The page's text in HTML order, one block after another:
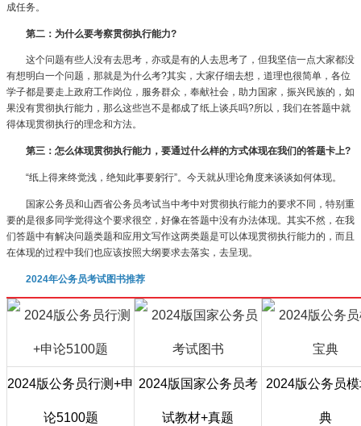
成任务。
第二：为什么要考察贯彻执行能力?
这个问题有些人没有去思考，亦或是有的人去思考了，但我坚信一点大家都没
有想明白一个问题，那就是为什么考?其实，大家仔细去想，道理也很简单，各位
学子都是要走上政府工作岗位，服务群众，奉献社会，助力国家，振兴民族的，如
果没有贯彻执行能力，那么这些岂不是都成了纸上谈兵吗?所以，我们在答题中就
得体现贯彻执行的理念和方法。
第三：怎么体现贯彻执行能力，要通过什么样的方式体现在我们的答题卡上?
“纸上得来终觉浅，绝知此事要躬行”。今天就从理论角度来谈谈如何体现。
国家公务员和山西省公务员考试当中考中对贯彻执行能力的要求不同，特别重
要的是很多同学觉得这个要求很空，好像在答题中没有办法体现。其实不然，在我
们答题中有解决问题类题和应用文写作这两类题是可以体现贯彻执行能力的，而且
在体现的过程中我们也应该按照大纲要求去落实，去呈现。
2024年公务员考试图书推荐
2024版公务员行测+申
论5100题
2024版国家公务员考
试教材+真题
2024版公务员
典